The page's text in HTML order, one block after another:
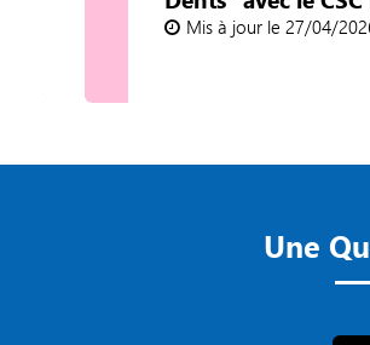
Mis à jour le 27/04/
Une